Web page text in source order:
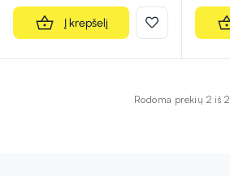
Į krepšelį
Rodoma prekių 2 iš 2